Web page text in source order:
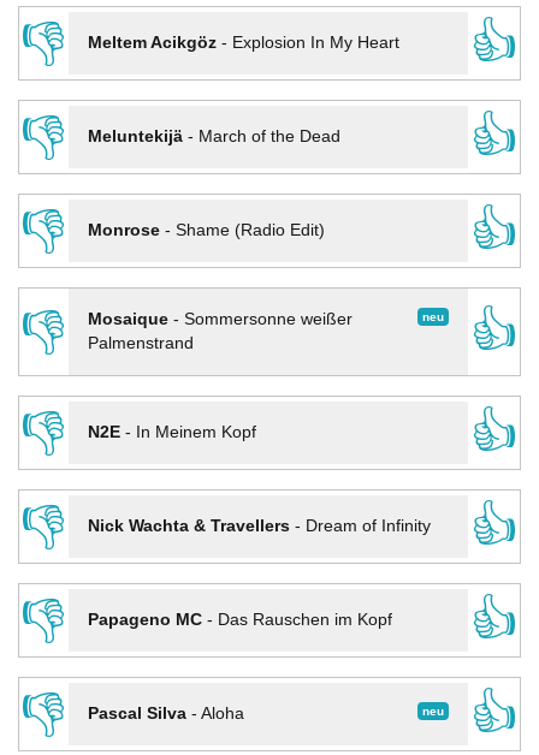
👎
Meltem Acikgöz- Explosion In My Heart
👍
👎
Meluntekijä- March of the Dead
👍
👎
Monrose- Shame (Radio Edit)
👍
👎
neu
Mosaique- Sommersonne weißer
Palmenstrand
👍
👎
N2E- In Meinem Kopf
👍
👎
Nick Wachta & Travellers- Dream of Infinity
👍
👎
Papageno MC- Das Rauschen im Kopf
👍
👎
neu
Pascal Silva- Aloha
👍